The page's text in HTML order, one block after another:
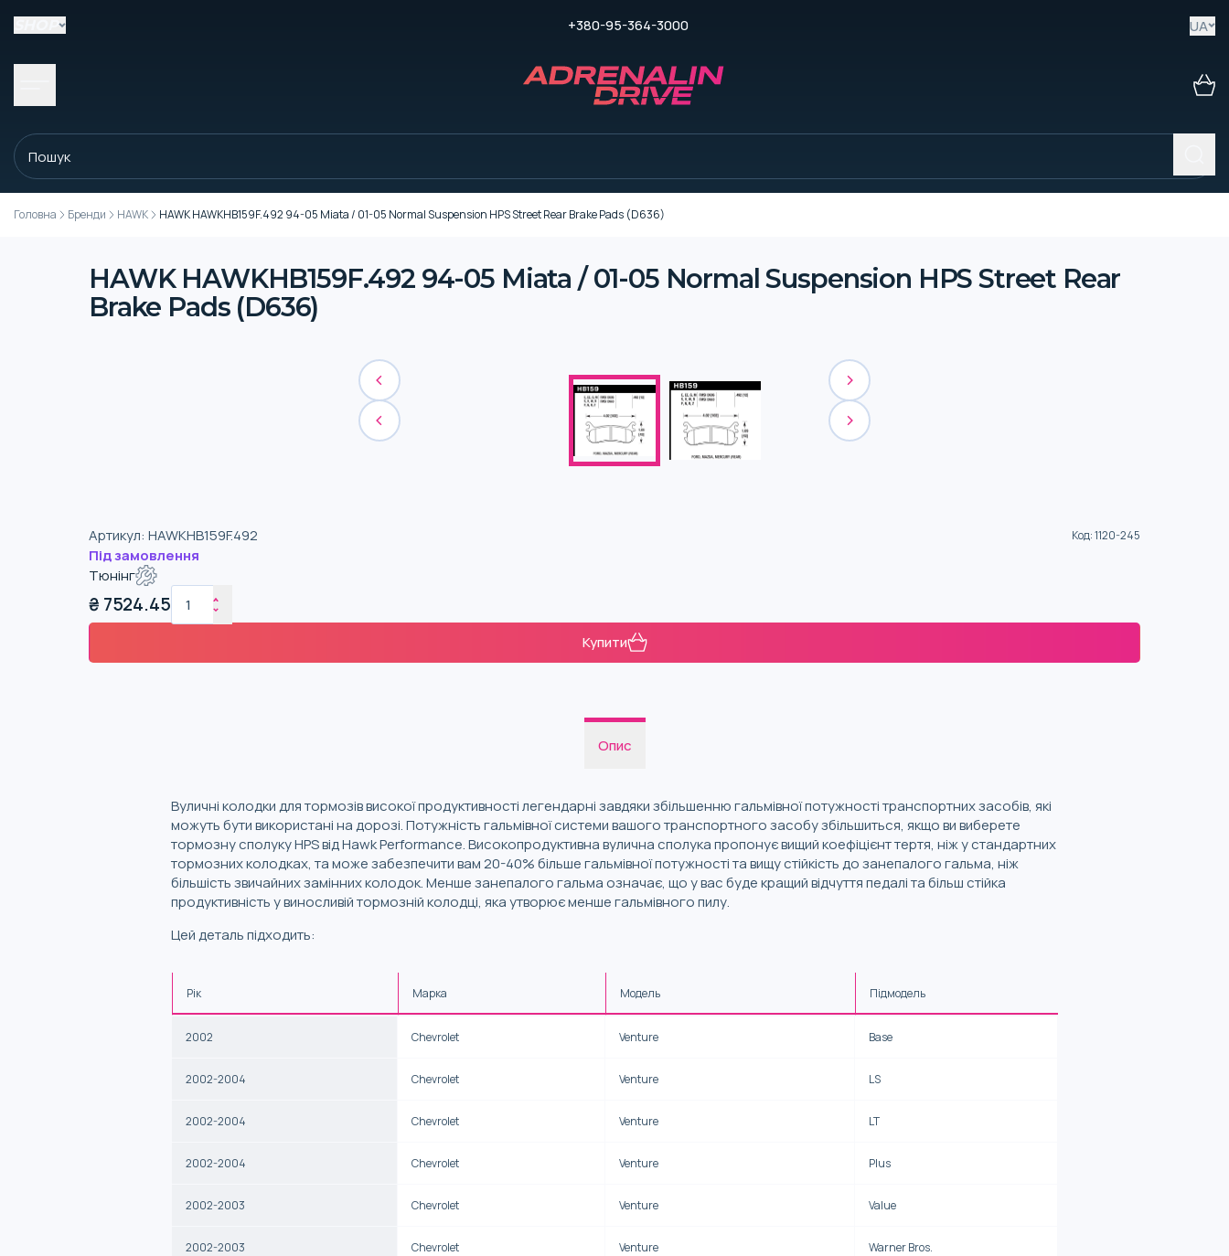
+380-95-364-3000 UA
Головна Бренди HAWK HAWK HAWKHB159F.492 94-05 Miata / 01-05 Normal Suspension HPS Street Rear Brake Pads (D636)
HAWK HAWKHB159F.492 94-05 Miata / 01-05 Normal Suspension HPS Street Rear
Brake Pads (D636)
Артикул: HAWKHB159F.492 Код:1120-245
Під замовлення
Тюнінг
₴ 7524.45
Купити
Опис
Вуличні колодки для тормозів високої продуктивності легендарні завдяки збільшенню гальмівної потужності транспортних засобів, які
можуть бути використані на дорозі. Потужність гальмівної системи вашого транспортного засобу збільшиться, якщо ви виберете
тормозну сполуку HPS від Hawk Performance. Високопродуктивна вулична сполука пропонує вищий коефіцієнт тертя, ніж у стандартних
тормозних колодках, та може забезпечити вам 20-40% більше гальмівної потужності та вищу стійкість до занепалого гальма, ніж
більшість звичайних замінних колодок. Менше занепалого гальма означає, що у вас буде кращий відчуття педалі та більш стійка
продуктивність у виносливій тормозній колодці, яка утворює менше гальмівного пилу.
Цей деталь підходить:
Рік Марка Модель Підмодель
2002 Chevrolet Venture Base
2002-2004 Chevrolet Venture LS
2002-2004 Chevrolet Venture LT
2002-2004 Chevrolet Venture Plus
2002-2003 Chevrolet Venture Value
2002-2003 Chevrolet Venture Warner Bros.